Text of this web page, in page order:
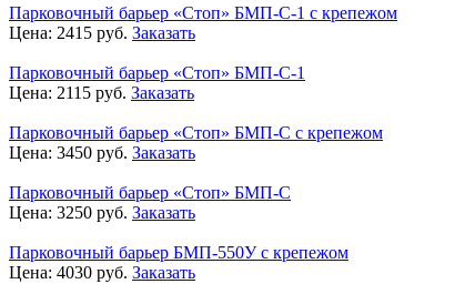
Парковочный барьер «Стоп» БМП-С-1 с крепежом
Цена: 2415 руб. Заказать
Парковочный барьер «Стоп» БМП-С-1
Цена: 2115 руб. Заказать
Парковочный барьер «Стоп» БМП-С с крепежом
Цена: 3450 руб. Заказать
Парковочный барьер «Стоп» БМП-С
Цена: 3250 руб. Заказать
Парковочный барьер БМП-550У с крепежом
Цена: 4030 руб. Заказать